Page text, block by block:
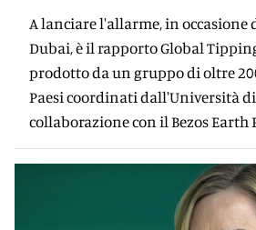
A lanciare l'allarme, in occasione
Dubai, è il rapporto Global
prodotto da un gruppo di oltre
Paesi coordinati dall'Università di
collaborazione con il Bezos Earth